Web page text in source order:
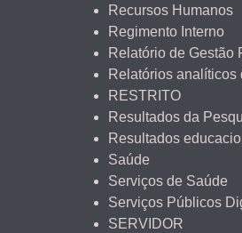
Recursos Humanos
Regimento Interno
Relatório de Gestão
Relatórios analíticos
RESTRITO
Resultados da
Resultados
Saúde
Serviços de Saúde
Serviços Públicos
SERVIDOR